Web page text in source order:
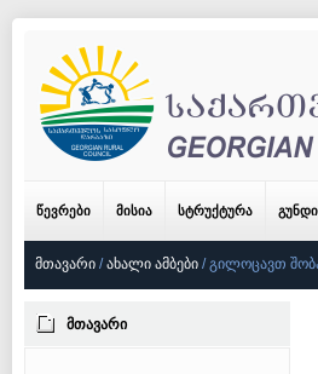
ᲬᲔᲕᲠᲔᲑᲘ ᲛᲘᲡᲘᲐ ᲡᲢᲠᲣᲥᲢᲣᲠᲐ ᲒᲣᲜᲓᲘ
ᲛᲗᲐᲕᲐᲠᲘ / ᲐᲮᲐᲚᲘ ᲐᲛᲑᲔᲑᲘ /ᲒᲘᲚᲝᲪᲐᲕᲗ
ᲛᲗᲐᲕᲐᲠᲘ